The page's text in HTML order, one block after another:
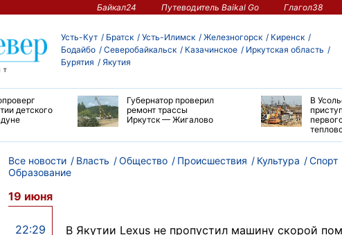
Байкал24 Путеводитель Baikal Go Глагол38
Усть-Кут Братск Усть-Илимск Железногорск
Киренск
Бодайбо
Северобайкальск Казачинское
Иркутская область
Бурятия
Якутия
детского
Губернатор проверил
ремонт трассы
Иркутск — Жигалово
В
Все новости Власть Общество Происшествия Культура Спорт
Образование
19 июня
22:29 В Якутии Lexus не пропустил машину скорой